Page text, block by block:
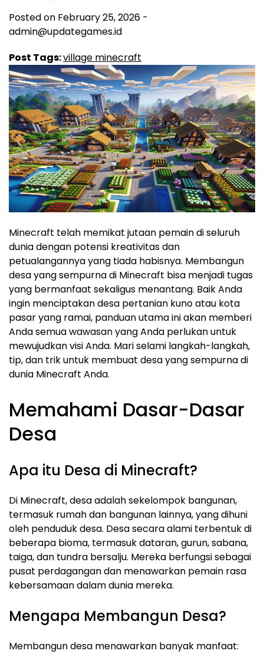
Posted on February 25, 2026 -
admin@updategames.id
Post Tags:village minecraft
Minecraft telah memikat jutaan pemain di seluruh
dunia dengan potensi kreativitas dan
petualangannya yang tiada habisnya. Membangun
desa yang sempurna di Minecraft bisa menjadi tugas
yang bermanfaat sekaligus menantang. Baik Anda
ingin menciptakan desa pertanian kuno atau kota
pasar yang ramai, panduan utama ini akan memberi
Anda semua wawasan yang Anda perlukan untuk
mewujudkan visi Anda. Mari selami langkah-langkah,
tip, dan trik untuk membuat desa yang sempurna di
dunia Minecraft Anda.
Memahami Dasar-Dasar
Desa
Apa itu Desa di Minecraft?
Di Minecraft, desa adalah sekelompok bangunan,
termasuk rumah dan bangunan lainnya, yang dihuni
oleh penduduk desa. Desa secara alami terbentuk di
beberapa bioma, termasuk dataran, gurun, sabana,
taiga, dan tundra bersalju. Mereka berfungsi sebagai
pusat perdagangan dan menawarkan pemain rasa
kebersamaan dalam dunia mereka.
Mengapa Membangun Desa?
Membangun desa menawarkan banyak manfaat: